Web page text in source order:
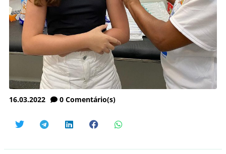
16.03.2022 0 Comentário(s)